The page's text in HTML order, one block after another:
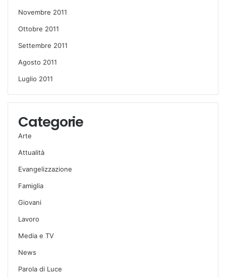
Novembre 2011
Ottobre 2011
Settembre 2011
Agosto 2011
Luglio 2011
Categorie
Arte
Attualità
Evangelizzazione
Famiglia
Giovani
Lavoro
Media e TV
News
Parola di Luce